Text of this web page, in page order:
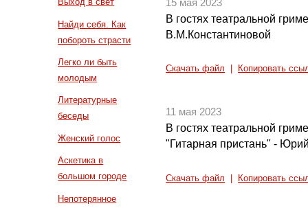
Найди себя. Как
побороть страсти
Легко ли быть
молодым
Литературные
беседы
Женский голос
Аскетика в
большом городе
Непотерянное
15 мая 2023
В гостях театральной
В.М.Константиновой
Скачать файл Копировать
11 мая 2023
В гостях театральной
"Гитарная пристань" -
Скачать файл Копировать